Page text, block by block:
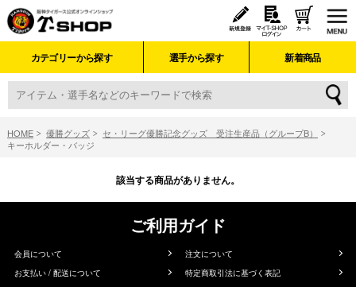
カテゴリーから探す 選手から探す 新着商品
HOME 優勝グッズ
セ・リーグ優勝記念グッズ 受注生産品（グループB）
キーホルダー・バッジ
該当する商品がありません。
ご利用ガイド
会員について
注文について
お支払い / 配送について
特定商取引法に基づく表記